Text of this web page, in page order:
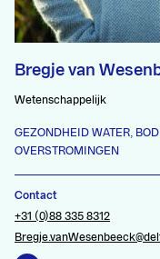
Bregje van
Wetenschappelijk
GEZONDHEID WATER,
OVERSTROMINGEN
Contact
+31 (0)88 335 8312